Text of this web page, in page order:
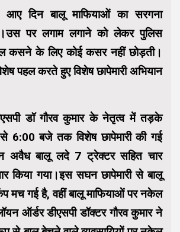
आए दिन बालू माफियाओं का सरगना
पर लगाम लगाने को लेकर पुलिस
कसने के लिए कोई कसर नहीं छोड़ती।
पहल करते हुए विशेष छापेमारी अभियान
डॉ गौरव कुमार के नेतृत्व में तड़के
बजे तक विशेष छापेमारी की गई
अवैध बालू लदे 7 ट्रेक्टर सहित चार
किया गया।इस सघन छापेमारी से बालू
मच गई है, वहीं बालू माफियाओं पर नकेल
ऑर्डर डीएसपी डॉक्टर गौरव कुमार ने